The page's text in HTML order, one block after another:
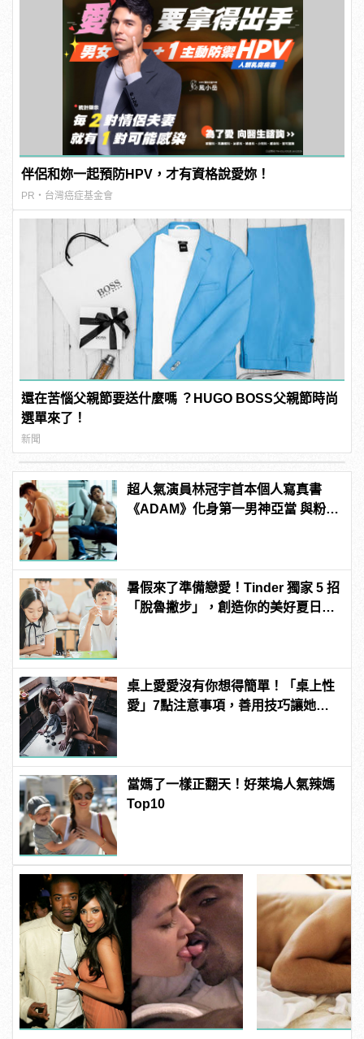
伴侶和妳一起預防HPV，才有資格說愛妳！
PR・台灣癌症基金會
還在苦惱父親節要送什麼嗎 ？HUGO BOSS父親節時尚
選單來了！
新聞
超人氣演員林冠宇首本個人寫真書
《ADAM》化身第一男神亞當 與粉絲
暑假來了準備戀愛！Tinder 獨家 5 招
「脫魯撇步」，創造你的美好夏日戀
桌上愛愛沒有你想得簡單！「桌上性
愛」7點注意事項，善用技巧讓她爽
當媽了一樣正翻天！好萊塢人氣辣媽
Top10